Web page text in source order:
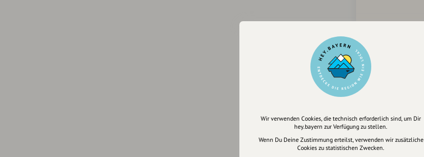
Wir verwenden Cookies, die technisch erforderlich sind, um Dir
hey.bayern zur Verfügung zu stellen.
Wenn Du Deine Zustimmung erteilst, verwenden wir zusätzliche
Cookies zu statistischen Zwecken.